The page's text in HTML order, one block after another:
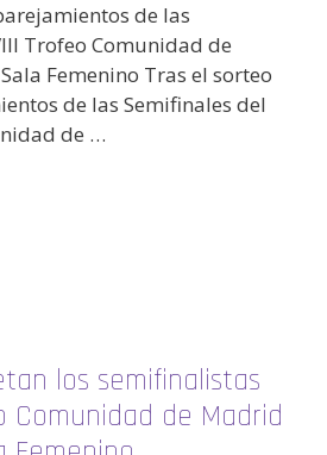
de las
Trofeo Comunidad de
Femenino Tras el sorteo
de las Semifinales del
de …
los semifinalistas
Comunidad de Madrid